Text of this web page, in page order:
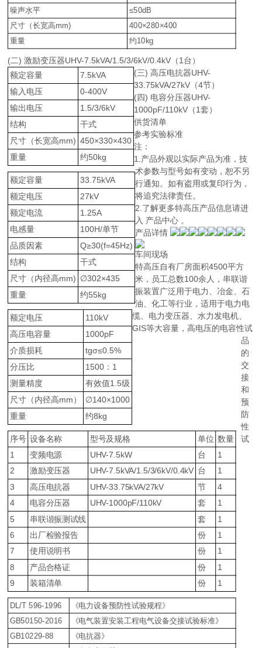
噪声水平
≤50dB
尺寸（长宽高mm)
400×280×400
重量 约10kg
(二) 激励变压器UHV-7.5kVA/1.5/3/6kV/0.4kV（1台）
额定容量
7.5kVA
输入电压
0-400V
输出电压
1.5/3/6kV
结构
干式
尺寸（长宽高mm) 450×330×430
重量
约50kg
(三) 高压电抗器UHV-
33.75kVA/27kV（4节）
额定容量
33.75kVA
额定电压
27kV
额定电流
1.25A
电感量
100H/单节
品质因素
Q≥30(f=45Hz)
结构
干式
尺寸（内径高mm) ∅302×435
重量
约55kg
(四) 电容分压器UHV-
1000pF/110kV（1套）
额定电压
110kV
高压电容量
1000pF
介质损耗
tgσ≤0.5%
分压比
1500：1
测量精度
有效值1.5级
尺寸（内径高mm）
∅140×1000
重量
约8kg
供货清单
序号 设备名称 型号及规格 单位 数量
1
变频电源 UHV-7.5kW 台
1
2
激励变压器 UHV-7.5kVA/1.5/3/6kV/0.4kV 台
1
3
高压电抗器 UHV-33.75kVA/27kV 节
4
4
电容分压器 UHV-1000pF/110kV 套
1
5
串联谐振测试线 套 1
6 出厂检验报告 份 1
7 使用说明书 份
1
8
产品合格证 份
1
9
装箱清单 份 1
参考实验标准
DL/T 596-1996 《电力设备预防性试验规程》
GB50150-2016
《电气装置安装工程电气设备交接试验标准》
GB10229-88
《电抗器》
注：
1.产品外观以实际产品为准，技
术参数与型号如有变动，恕不另
行通知。如有盗用或复印行为，
将追究法律责任。
2.了解更多特高压产品信息请进
入 产品中心 。
产品详情
车间现场
特高压自有厂房面积4500平方
米，员工总数100余人，串联谐
振装置广泛用于电力、冶金、石
油、化工等行业，适用于电力电
缆、电力变压器、水力发电机、
GIS等大容量，高电压的电容性试
品
的
交
接
和
预
防
性
试